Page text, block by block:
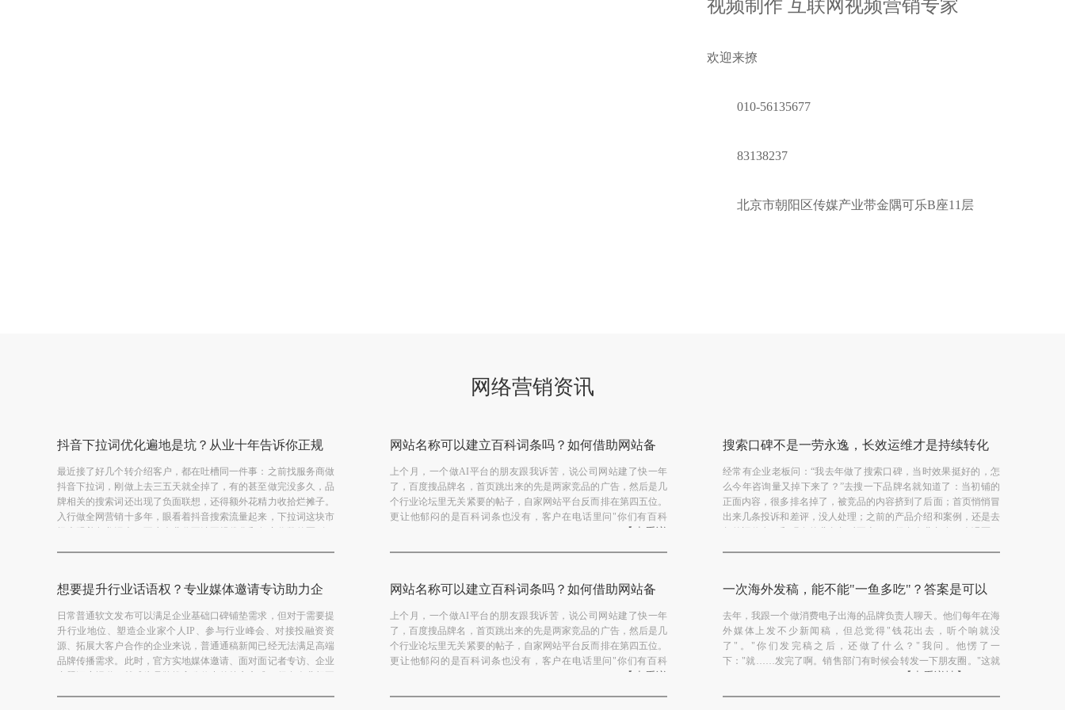
视频制作 互联网视频营销专家
欢迎来撩
010-56135677
83138237
北京市朝阳区传媒产业带金隅可乐B座11层
网络营销资讯
抖音下拉词优化遍地是坑？从业十年告诉你正规
下拉框推广怎么做
最近接了好几个转介绍客户，都在吐槽同一件事：之前找服务商做
抖音下拉词，刚做上去三五天就全掉了，有的甚至做完没多久，品
牌相关的搜索词还出现了负面联想，还得额外花精力收拾烂摊子。
入行做全网营销十多年，眼看着抖音搜索流量起来，下拉词这块市
网站名称可以建立百科词条吗？如何借助网站备
案创建百科？
上个月，一个做AI平台的朋友跟我诉苦，说公司网站建了快一年
了，百度搜品牌名，首页跳出来的先是两家竞品的广告，然后是几
个行业论坛里无关紧要的帖子，自家网站平台反而排在第四五位。
更让他郁闷的是百科词条也没有，客户在电话里问"你们有百科
搜索口碑不是一劳永逸，长效运维才是持续转化
的关键
经常有企业老板问：“我去年做了搜索口碑，当时效果挺好的，怎
么今年咨询量又掉下来了？”去搜一下品牌名就知道了：当初铺的
正面内容，很多排名掉了，被竞品的内容挤到了后面；首页悄悄冒
出来几条投诉和差评，没人处理；之前的产品介绍和案例，还是去
想要提升行业话语权？专业媒体邀请专访助力企
业打造标杆形象
日常普通软文发布可以满足企业基础口碑铺垫需求，但对于需要提
升行业地位、塑造企业家个人IP、参与行业峰会、对接投融资资
源、拓展大客户合作的企业来说，普通通稿新闻已经无法满足高端
品牌传播需求。此时，官方实地媒体邀请、面对面记者专访、企业
网站名称可以建立百科词条吗？如何借助网站备
案创建百科？
上个月，一个做AI平台的朋友跟我诉苦，说公司网站建了快一年
了，百度搜品牌名，首页跳出来的先是两家竞品的广告，然后是几
个行业论坛里无关紧要的帖子，自家网站平台反而排在第四五位。
更让他郁闷的是百科词条也没有，客户在电话里问"你们有百科
一次海外发稿，能不能"一鱼多吃"？答案是可以
去年，我跟一个做消费电子出海的品牌负责人聊天。他们每年在海
外媒体上发不少新闻稿，但总觉得"钱花出去，听个响就没
了"。"你们发完稿之后，还做了什么？"我问。他愣了一
下："就……发完了啊。销售部门有时候会转发一下朋友圈。"这就